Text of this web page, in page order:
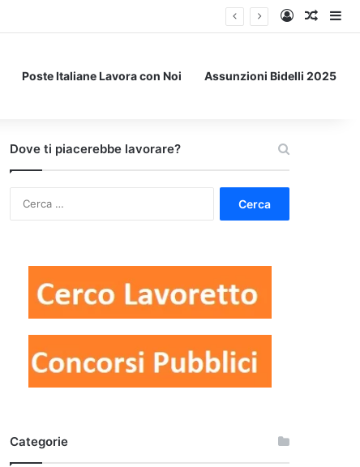
Accedi
Un
Poste Italiane Lavora con Noi Assunzioni Bidelli 2025
Dove ti piacerebbe lavorare?
Categorie